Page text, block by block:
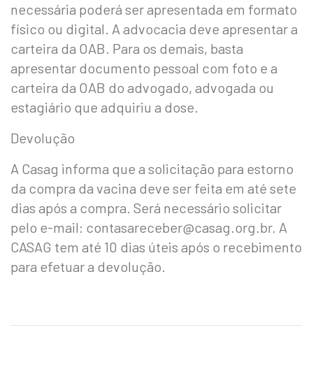
necessária poderá ser apresentada em formato
físico ou digital. A advocacia deve apresentar a
carteira da OAB. Para os demais, basta
apresentar documento pessoal com foto e a
carteira da OAB do advogado, advogada ou
estagiário que adquiriu a dose.
Devolução
A Casag informa que a solicitação para estorno
da compra da vacina deve ser feita em até sete
dias após a compra. Será necessário solicitar
pelo e-mail: contasareceber@casag.org.br. A
CASAG tem até 10 dias úteis após o recebimento
para efetuar a devolução.